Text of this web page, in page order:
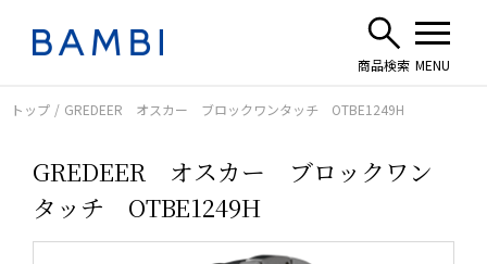
トップ GREDEER オスカー ブロックワンタッチ OTBE1249H
GREDEER オスカー ブロックワン
タッチ OTBE1249H